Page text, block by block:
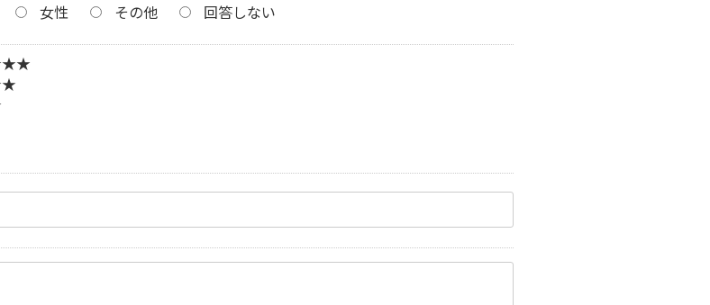
女性 その他 回答しない